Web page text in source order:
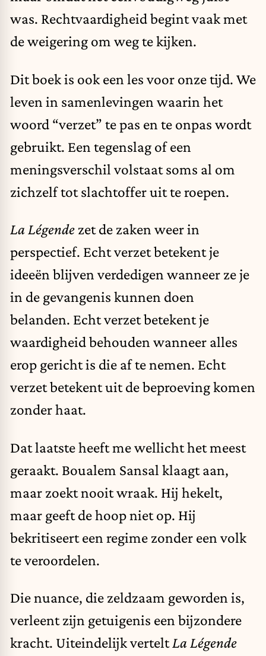
was. Rechtvaardigheid begint vaak met
de weigering om weg te kijken.
Dit boek is ook een les voor onze tijd. We
leven in samenlevingen waarin het
woord “verzet” te pas en te onpas wordt
gebruikt. Een tegenslag of een
meningsverschil volstaat soms al om
zichzelf tot slachtoffer uit te roepen.
La Légende zet de zaken weer in
perspectief. Echt verzet betekent je
ideeën blijven verdedigen wanneer ze je
in de gevangenis kunnen doen
belanden. Echt verzet betekent je
waardigheid behouden wanneer alles
erop gericht is die af te nemen. Echt
verzet betekent uit de beproeving komen
zonder haat.
Dat laatste heeft me wellicht het meest
geraakt. Boualem Sansal klaagt aan,
maar zoekt nooit wraak. Hij hekelt,
maar geeft de hoop niet op. Hij
bekritiseert een regime zonder een volk
te veroordelen.
Die nuance, die zeldzaam geworden is,
verleent zijn getuigenis een bijzondere
kracht. Uiteindelijk verteltLa Légende